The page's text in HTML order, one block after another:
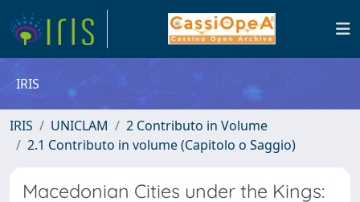
IRIS
IRIS UNICLAM
2 Contributo in Volume
2.1 Contributo in volume (Capitolo o Saggio)
Macedonian Cities under the Kings: